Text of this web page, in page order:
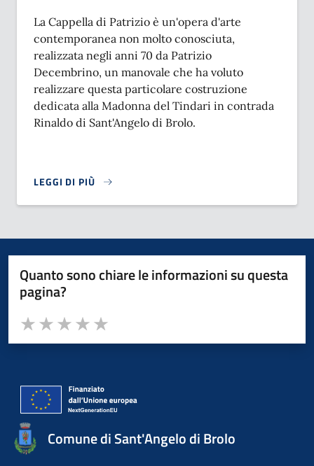
La Cappella di Patrizio è un'opera d'arte
contemporanea non molto conosciuta,
realizzata negli anni 70 da Patrizio
Decembrino, un manovale che ha voluto
realizzare questa particolare costruzione
dedicata alla Madonna del Tindari in contrada
Rinaldo di Sant'Angelo di Brolo.
LEGGI DI PIÙ
SU CAPPELLA DI PATRIZIO
Quanto sono chiare le informazioni su questa
pagina?
Valuta da 1 a 5 stelle la pagina
Valuta 5 stelle su 5
Valuta 4 stelle su 5
Valuta 3 stelle su 5
Valuta 2 stelle su 5
Valuta 1 stelle su 5
Comune di Sant'Angelo di Brolo